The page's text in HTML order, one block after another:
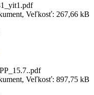
Veľkosť: 267,66 kB
Veľkosť: 897,75 kB